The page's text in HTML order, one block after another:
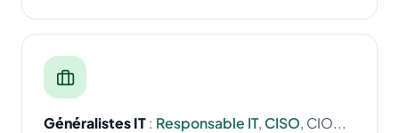
Généralistes IT : Responsable IT, CISO, CIO...